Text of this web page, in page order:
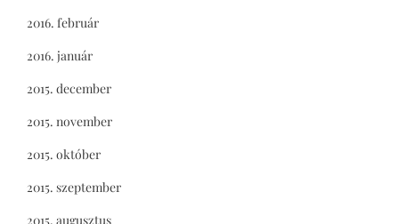
2016. február
2016. január
2015. december
2015. november
2015. október
2015. szeptember
2015. augusztus